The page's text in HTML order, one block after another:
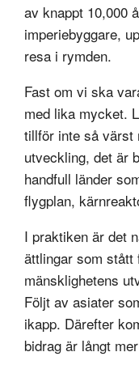
av knappt 10,000
imperiebyggare,
resa i rymden.
Fast om vi ska
med lika mycket.
tillför inte så värst
utveckling, det är
handfull länder
flygplan,
I praktiken är det
ättlingar som stått
mänsklighetens
Följt av asiater
ikapp. Därefter
bidrag är långt